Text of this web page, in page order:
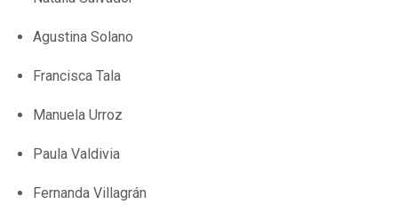
Agustina Solano
Francisca Tala
Manuela Urroz
Paula Valdivia
Fernanda Villagrán